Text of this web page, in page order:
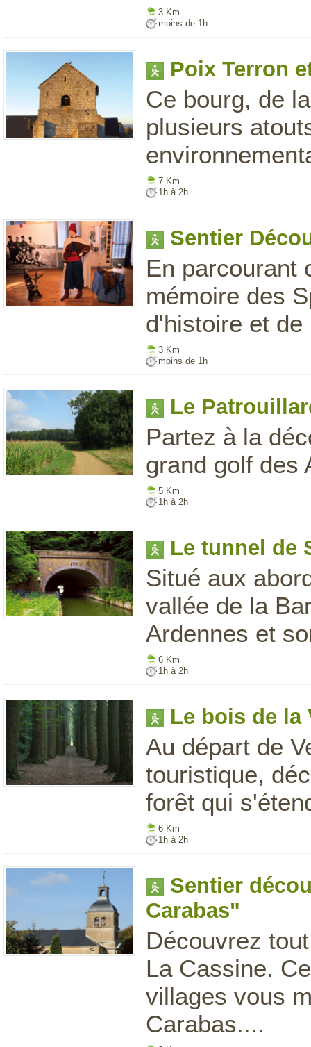
3 Km
moins de 1h
Poix Terron
Ce bourg, de
plusieurs
7 Km
1h à 2h
Sentier
En parcourant
mémoire des
d'histoire et de
3 Km
moins de 1h
Le
Partez à la
grand golf des
5 Km
1h à 2h
Le tunnel de
Situé aux
vallée de la
Ardennes et
6 Km
1h à 2h
Le bois de la
Au départ de
touristique,
forêt qui
6 Km
1h à 2h
Sentier
Carabas"
Découvrez
La Cassine.
villages vous
Carabas....